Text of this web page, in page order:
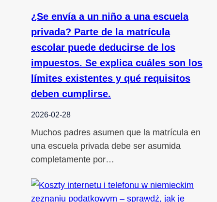
¿Se envía a un niño a una escuela
privada? Parte de la matrícula
escolar puede deducirse de los
impuestos. Se explica cuáles son los
límites existentes y qué requisitos
deben cumplirse.
2026-02-28
Muchos padres asumen que la matrícula en
una escuela privada debe ser asumida
completamente por…